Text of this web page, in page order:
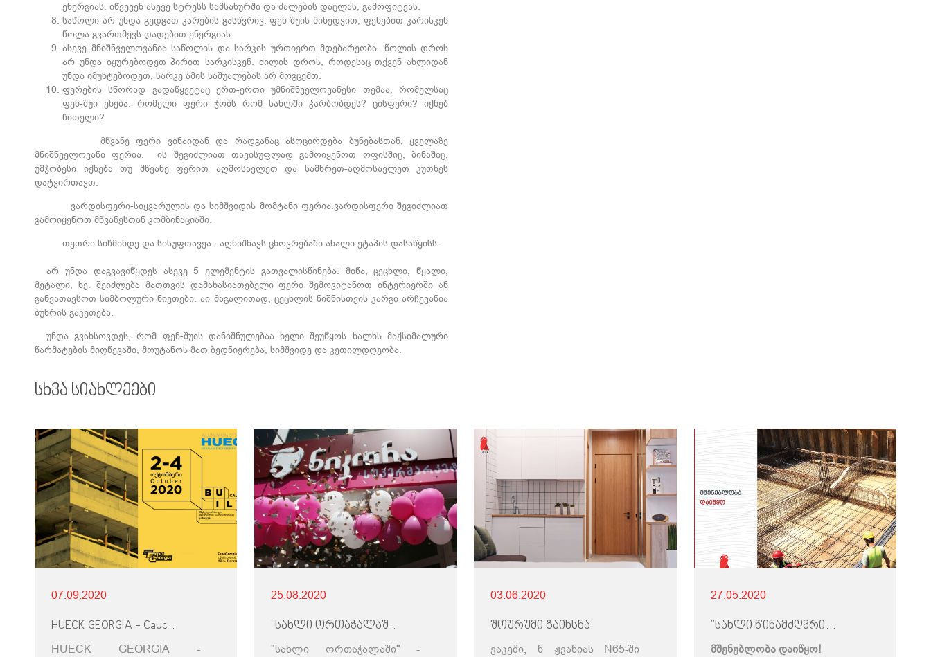
ენერგიას. იწვევენ ასევე სტრესს სამსახურში და ძალების დაცლას, გამოფიტვას.
საწოლი არ უნდა გედგათ კარების გასწვრივ. ფენ-შუის მიხედვით, ფეხებით კარისკენ
წოლა გვართმევს დადებით ენერგიას.
ასევე მნიშნველოვანია საწოლის და სარკის ურთიერთ მდებარეობა. წოლის დროს
არ უნდა იყურებოდეთ პირით სარკისკენ. ძილის დროს, როდესაც თქვენ ახლიდან
უნდა იმუხტებოდეთ, სარკე ამის საშუალებას არ მოგცემთ.
ფერების სწორად გადაწყვეტაც ერთ-ერთი უმნიშნველოვანესი თემაა, რომელსაც
ფენ-შუი ეხება. რომელი ფერი ჯობს რომ სახლში ჭარბობდეს? ცისფერი? იქნებ
წითელი?
მწვანე ფერი ვინაიდან და რადგანაც ასოცირდება ბუნებასთან, ყველაზე
მნიშნველოვანი ფერია. ის შეგიძლიათ თავისუფლად გამოიყენოთ ოფისშიც, ბინაშიც,
უმჯობესი იქნება თუ მწვანე ფერით აღმოსავლეთ და სამხრეთ-აღმოსავლეთ კუთხეს
დატვირთავთ.
ვარდისფერი-სიყვარულის და სიმშვიდის მომტანი ფერია.ვარდისფერი შეგიძლიათ
გამოიყენოთ მწვანესთან კომბინაციაში.
თეთრი სიწმინდე და სისუფთავეა. აღნიშნავს ცხოვრებაში ახალი ეტაპის დასაწყისს.
არ უნდა დაგვავიწყდეს ასევე 5 ელემენტის გათვალისწინება: მიწა, ცეცხლი, წყალი,
მეტალი, ხე. შეიძლება მათთვის დამახასიათებელი ფერი შემოვიტანოთ ინტერიერში ან
განვათავსოთ სიმბოლური ნივთები. აი მაგალითად, ცეცხლის ნიშნისთვის კარგი არჩევანია
ბუხრის გაკეთება.
უნდა გვახსოვდეს, რომ ფენ-შუის დანიშნულებაა ხელი შეუწყოს ხალხს მაქსიმალური
წარმატების მიღწევაში, მოუტანოს მათ ბედნიერება, სიმშვიდე და კეთილდღეობა.
სხვა სიახლეები
07.09.2020
HUECK GEORGIA - Caucasus Build 2020- ის გამოფენაზე.
HUECK GEORGIA -
25.08.2020
"სახლი ორთაჭალაში" - პროექტის კომერციულ სართულზე სუპერმარკეტი "ნიკორა" გაიხსნა!
"სახლი ორთაჭალაში" -
03.06.2020
შოურუმი გაიხსნა!
ვაკეში, ნ ჟვანიას N65-ში
27.05.2020
"სახლი წინამძღვრიშვილზე"
მშენებლობა დაიწყო!